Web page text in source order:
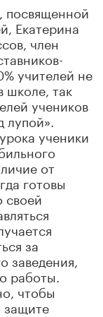
посвященной
Екатерина
член
учителей не
школе, так
учеников
лупой».
ученики
от
готовы
своей
за
заведения,
работы.
чтобы
защите